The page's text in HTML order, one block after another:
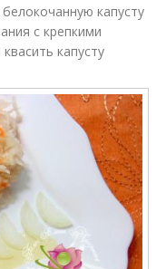
капусту
с крепкими
капусту